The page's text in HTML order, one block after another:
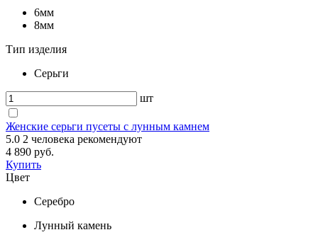
6мм
8мм
Тип изделия
Серьги
шт
Женские серьги пусеты с лунным камнем
5.0 2 человека рекомендуют
4 890 руб.
Купить
Цвет
Серебро
Лунный камень